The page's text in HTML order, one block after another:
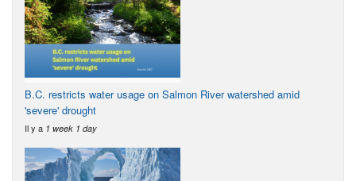
B.C. restricts water usage on Salmon River watershed amid
'severe' drought
Il y a 1 week 1 day